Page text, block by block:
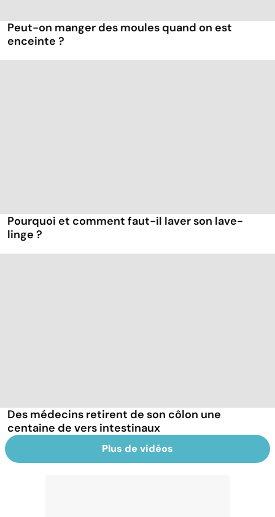
Peut-on manger des moules quand on est
enceinte ?
Pourquoi et comment faut-il laver son lave-
linge ?
Des médecins retirent de son côlon une
centaine de vers intestinaux
Plus de vidéos